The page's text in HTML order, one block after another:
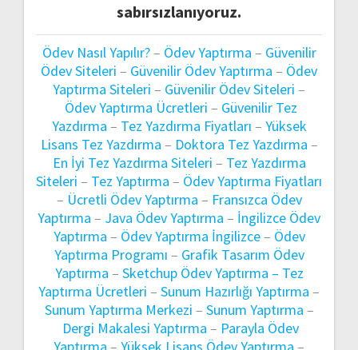
sabırsızlanıyoruz.
Ödev Nasıl Yapılır?– Ödev Yaptırma – Güvenilir
Ödev Siteleri – Güvenilir Ödev Yaptırma – Ödev
Yaptırma Siteleri – Güvenilir Ödev Siteleri –
Ödev Yaptırma Ücretleri – Güvenilir Tez
Yazdırma – Tez Yazdırma Fiyatları – Yüksek
Lisans Tez Yazdırma – Doktora Tez Yazdırma –
En İyi Tez Yazdırma Siteleri – Tez Yazdırma
Siteleri – Tez Yaptırma – Ödev Yaptırma Fiyatları
– Ücretli Ödev Yaptırma – Fransızca Ödev
Yaptırma – Java Ödev Yaptırma – İngilizce Ödev
Yaptırma – Ödev Yaptırma İngilizce– Ödev
Yaptırma Programı – Grafik Tasarım Ödev
Yaptırma – Sketchup Ödev Yaptırma – Tez
Yaptırma Ücretleri – Sunum Hazırlığı Yaptırma –
Sunum Yaptırma Merkezi – Sunum Yaptırma –
Dergi Makalesi Yaptırma – Parayla Ödev
Yaptırma – Yüksek Lisans Ödev Yaptırma –